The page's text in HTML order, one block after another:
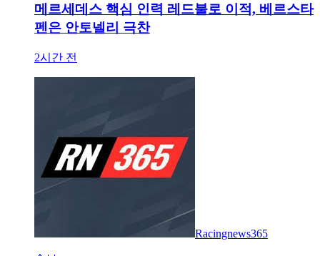
메르세데스 핵심 인력 레드불로 이적, 베르스타
펜은 안토넬리 극찬
2시간 전
Racingnews365